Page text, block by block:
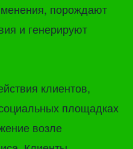
порождают
и генерируют
клиентов,
площадках
возле